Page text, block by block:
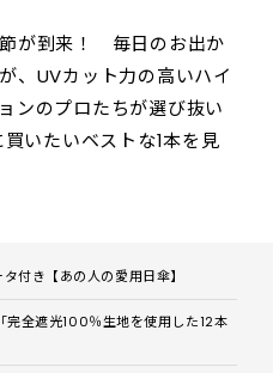
が到来！ 毎日のお出か
、UVカット力の高いハイ
ンのプロたちが選び抜い
いたいベストな1本を見
付き【あの人の愛用日傘】
完全遮光100％生地を使用した12本